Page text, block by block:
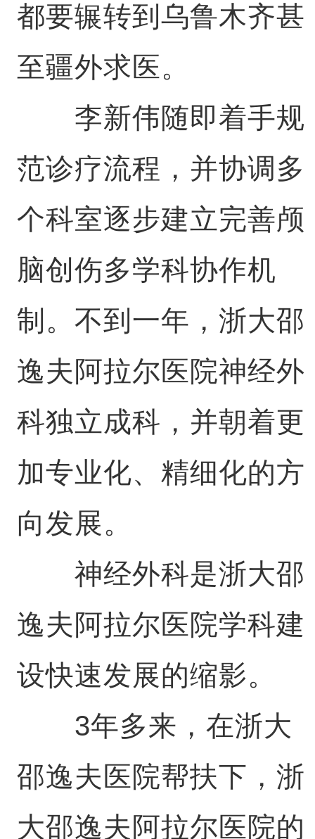
都要辗转到乌鲁木齐甚
至疆外求医。
李新伟随即着手规
范诊疗流程，并协调多
个科室逐步建立完善颅
脑创伤多学科协作机
制。不到一年，浙大邵
逸夫阿拉尔医院神经外
科独立成科，并朝着更
加专业化、精细化的方
向发展。
神经外科是浙大邵
逸夫阿拉尔医院学科建
设快速发展的缩影。
3年多来，在浙大
邵逸夫医院帮扶下，浙
大邵逸夫阿拉尔医院的